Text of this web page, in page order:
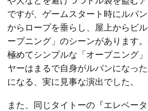
ですが、ゲームスタート時にルパ
からロープを垂らし、屋上からビ
ープニング」のシーンがあります
極めてシンプルな「オープニング
ヤーはまるで自身がルパンになっ
になる、実に見事な演出でした。
また、同じタイトーの『エレベータ